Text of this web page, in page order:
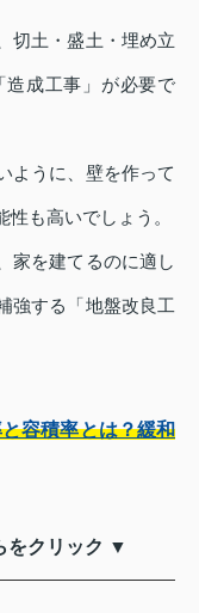
切土・盛土・埋め立
成工事」が必要で
ように、壁を作って
も高いでしょう。
家を建てるのに適し
強する「地盤改良工
容積率とは？緩和
をクリック ▼